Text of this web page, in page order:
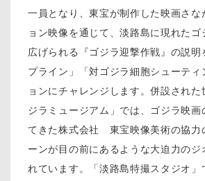
一員となり、東宝が制作した映画さな
ョン映像を通じて、淡路島に現れたゴ
広げられる『ゴジラ迎撃作戦』の説明
プライン」「対ゴジラ細胞シューティ
ョンにチャレンジします。併設され
ジラミュージアム」では、ゴジラ映画
てきた株式会社 東宝映像美術の協力
ーンが目の前にあるような大迫力のジ
れています。「淡路島特撮スタジオ」